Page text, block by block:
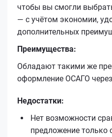
чтобы вы смогли
— с учётом экономии,
дополнительных
Преимущества:
Обладают такими же
оформление ОСАГО
Недостатки:
Нет возможности
предложение только